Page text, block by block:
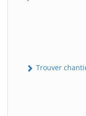
Trouver